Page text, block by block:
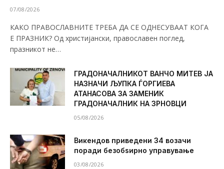
07/08/2026
КАКО ПРАВОСЛАВНИТЕ ТРЕБА ДА СЕ ОДНЕСУВААТ КОГА
Е ПРАЗНИК? Од христијански, православен поглед,
празникот не…
ГРАДОНАЧАЛНИКОТ ВАНЧО МИТЕВ ЈА
НАЗНАЧИ ЉУПКА ЃОРГИЕВА
АТАНАСОВА ЗА ЗАМЕНИК
ГРАДОНАЧАЛНИК НА ЗРНОВЦИ
05/08/2026
Викендов приведени 34 возачи
поради безобѕирно управување
03/08/2026